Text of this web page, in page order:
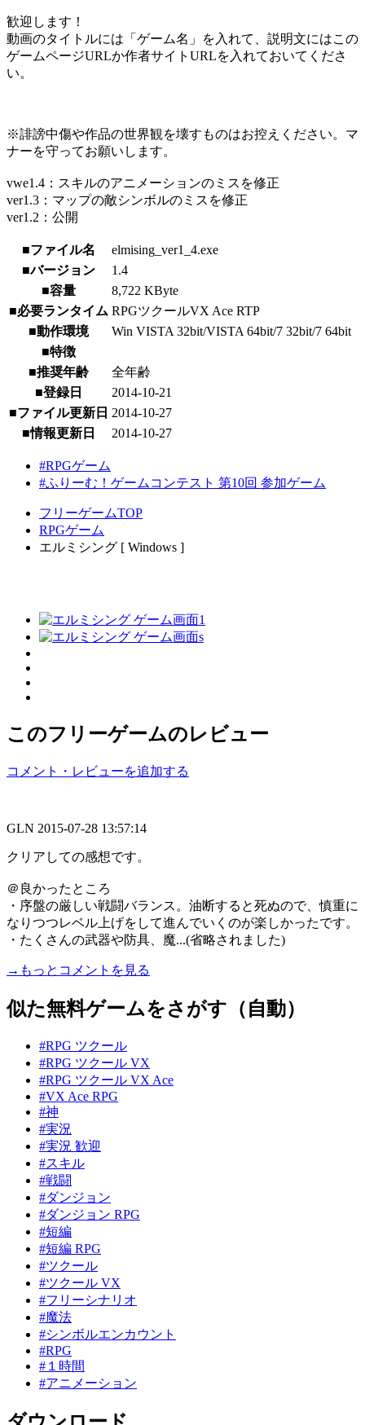
歓迎します！
動画のタイトルには「ゲーム名」を入れて、説明文にはこの
ゲームページURLか作者サイトURLを入れておいてくださ
い。
※誹謗中傷や作品の世界観を壊すものはお控えください。マ
ナーを守ってお願いします。
vwe1.4：スキルのアニメーションのミスを修正
ver1.3：マップの敵シンボルのミスを修正
ver1.2：公開
■ファイル名
elmising_ver1_4.exe
■バージョン
1.4
■容量
8,722 KByte
■必要ランタイム RPGツクールVX Ace RTP
■動作環境
Win VISTA 32bit/VISTA 64bit/7 32bit/7 64bit
■特徴
■推奨年齢
全年齢
■登録日
2014-10-21
■ファイル更新日 2014-10-27
■情報更新日
2014-10-27
#RPGゲーム
#ふりーむ！ゲームコンテスト 第10回 参加ゲーム
フリーゲームTOP
RPGゲーム
エルミシング [ Windows ]
このフリーゲームのレビュー
コメント・レビューを追加する
GLN 2015-07-28 13:57:14
クリアしての感想です。
＠良かったところ
・序盤の厳しい戦闘バランス。油断すると死ぬので、慎重に
なりつつレベル上げをして進んでいくのが楽しかったです。
・たくさんの武器や防具、魔...(省略されました)
→もっとコメントを見る
似た無料ゲームをさがす（自動）
#RPG ツクール
#RPG ツクール VX
#RPG ツクール VX Ace
#VX Ace RPG
#神
#実況
#実況 歓迎
#スキル
#戦闘
#ダンジョン
#ダンジョン RPG
#短編
#短編 RPG
#ツクール
#ツクール VX
#フリーシナリオ
#魔法
#シンボルエンカウント
#RPG
#１時間
#アニメーション